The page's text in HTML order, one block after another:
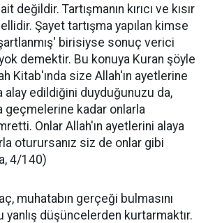
değildir. Tartışmanın kırıcı ve kısır
Şayet tartışma yapılan kimse
birisiyse sonuç verici
demektir. Bu konuya Kuran şöyle
Kitab'ında size Allah'ın ayetlerine
alay edildiğini duyduğunuzu da,
geçmelerine kadar onlarla
Onlar Allah'ın ayetlerini alaya
oturursanız siz de onlar gibi
4/140)
muhatabın gerçeği bulmasını
yanlış düşüncelerden kurtarmaktır.